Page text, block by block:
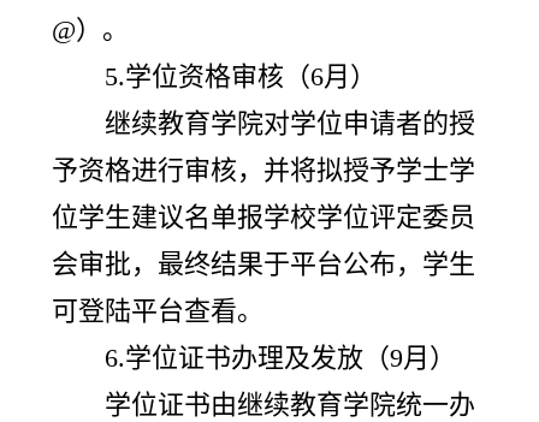
@）。
5.学位资格审核（6月）
继续教育学院对学位申请者的授
予资格进行审核，并将拟授予学士学
位学生建议名单报学校学位评定委员
会审批，最终结果于平台公布，学生
可登陆平台查看。
6.学位证书办理及发放（9月）
学位证书由继续教育学院统一办